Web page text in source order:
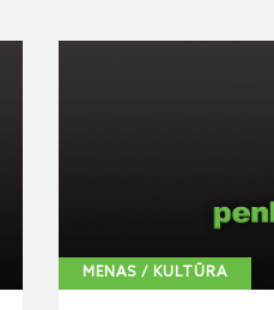
MENAS / KULTŪRA